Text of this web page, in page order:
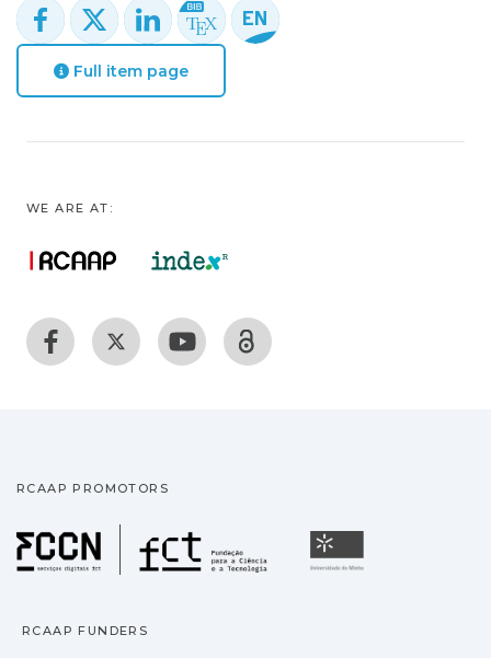
Full item page
WE ARE AT:
RCAAP PROMOTORS
Fundação para a
RCAAP FUNDERS